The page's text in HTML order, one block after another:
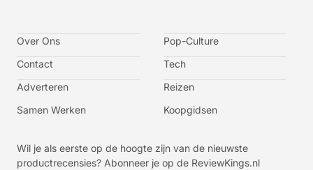
-
f
a
c
e
o
o
-
t
w
i
t
e
r
-
s
g
r
m
-
-
u
b
Over Ons
Contact
Adverteren
Samen Werken
Pop-Culture
Tech
Reizen
Koopgidsen
Wil je als eerste op de hoogte zijn van de nieuwste
productrecensies? Abonneer je op de ReviewKings.nl